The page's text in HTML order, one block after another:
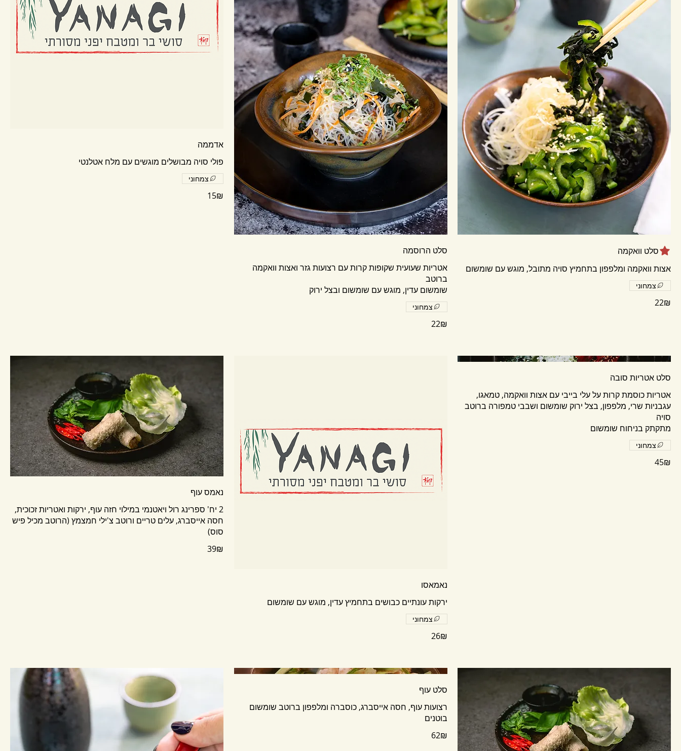
סלט וואקמה
אצות וואקמה ומלפפון בתחמיץ סויה מתובל, מוגש עם שומשום
‏22 ‏₪
צמחוני
סלט הרוסמה
אטריות שעועית שקופות קרות עם רצועות גזר ואצות וואקמה
שומשום עדין, מוגש עם שומשום ובצל ירוק
‏22 ‏₪
צמחוני
אדממה
פולי סויה מבושלים מוגשים עם מלח אטלנטי
‏15 ‏₪
צמחוני
סלט אטריות סובה
עגבניות שרי, מלפפון, בצל ירוק שומשום ושבבי טמפורה ברוטב
מתקתק בניחוח שומשום
‏45 ‏₪
צמחוני
נאמאסו
ירקות עונתיים כבושים בתחמיץ עדין, מוגש עם שומשום
‏26 ‏₪
צמחוני
נאמס עוף
2 יח' ספרינג רול ויאטנמי במילוי חזה עוף, ירקות ואטריות זכוכית,
חסה אייסברג, עלים טריים ורוטב צ'ילי חמצמץ (הרוטב מכיל פיש
סוס)
‏39 ‏₪
סלט עוף
רצועות עוף, חסה אייסברג, כוסברה ומלפפון ברוטב שומשום
בוטנים
‏62 ‏₪